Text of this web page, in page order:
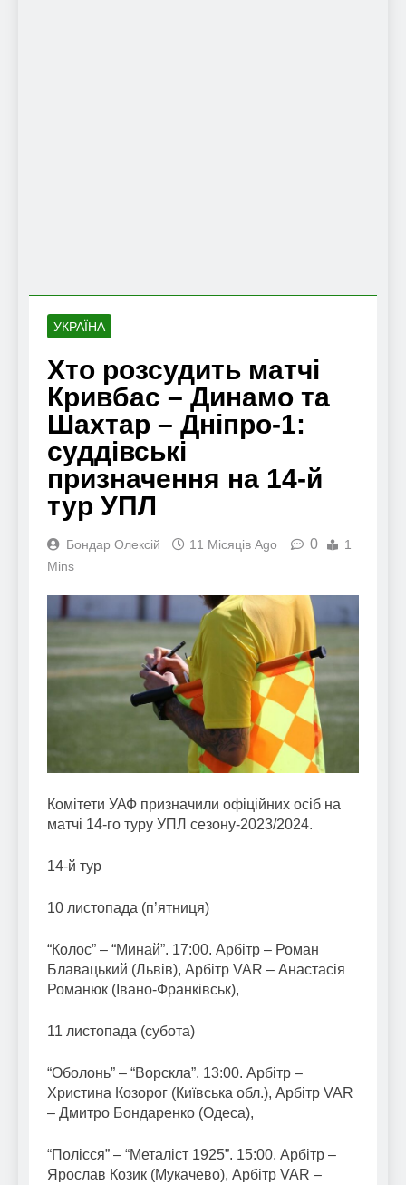
УКРАЇНА
Хто розсудить матчі
Кривбас – Динамо та
Шахтар – Дніпро-1:
суддівські
призначення на 14-й
тур УПЛ
Бондар Олексій 11 Місяців Ago 0
1
Mins
Комітети УАФ призначили офіційних осіб на
матчі 14-го туру УПЛ сезону-2023/2024.
14-й тур
10 листопада (п’ятниця)
“Колос” – “Минай”. 17:00. Арбітр – Роман
Блавацький (Львів), Арбітр VAR – Анастасія
Романюк (Івано-Франківськ),
11 листопада (субота)
“Оболонь” – “Ворскла”. 13:00. Арбітр –
Христина Козорог (Київська обл.), Арбітр VAR
– Дмитро Бондаренко (Одеса),
“Полісся” – “Металіст 1925”. 15:00. Арбітр –
Ярослав Козик (Мукачево), Арбітр VAR –